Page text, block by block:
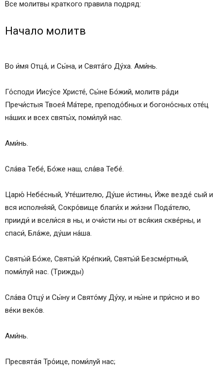
Все молитвы краткого правила подряд:
Начало молитв
Во и́мя Отца́, и Сы́на, и Свята́го Ду́ха. Ами́нь.
Го́споди Иису́се Христе́, Сы́не Бо́жий, молитв ра́ди
Пречи́стыя Твоея́ Ма́тере, преподо́бных и богоно́сных оте́ц
на́ших и всех святы́х, поми́луй нас.
Ами́нь.
Сла́ва Тебе́, Бо́же наш, сла́ва Тебе́.
Царю́ Небе́сный, Уте́шителю, Ду́ше и́стины, И́же везде́ сый и
вся исполня́яй, Сокро́вище благи́х и жи́зни Пода́телю,
прииди́ и всели́ся в ны, и очи́сти ны от вся́кия скве́рны, и
спаси́, Бла́же, ду́ши на́ша.
Святы́й Бо́же, Святы́й Кре́пкий, Святы́й Безсме́ртный,
поми́луй нас. (Tрижды)
Сла́ва Отцу́ и Сы́ну и Свято́му Ду́ху, и ны́не и при́сно и во
ве́ки веко́в.
Ами́нь.
Пресвята́я Тро́ице, поми́луй нас;